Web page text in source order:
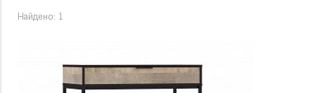
Найдено: 1